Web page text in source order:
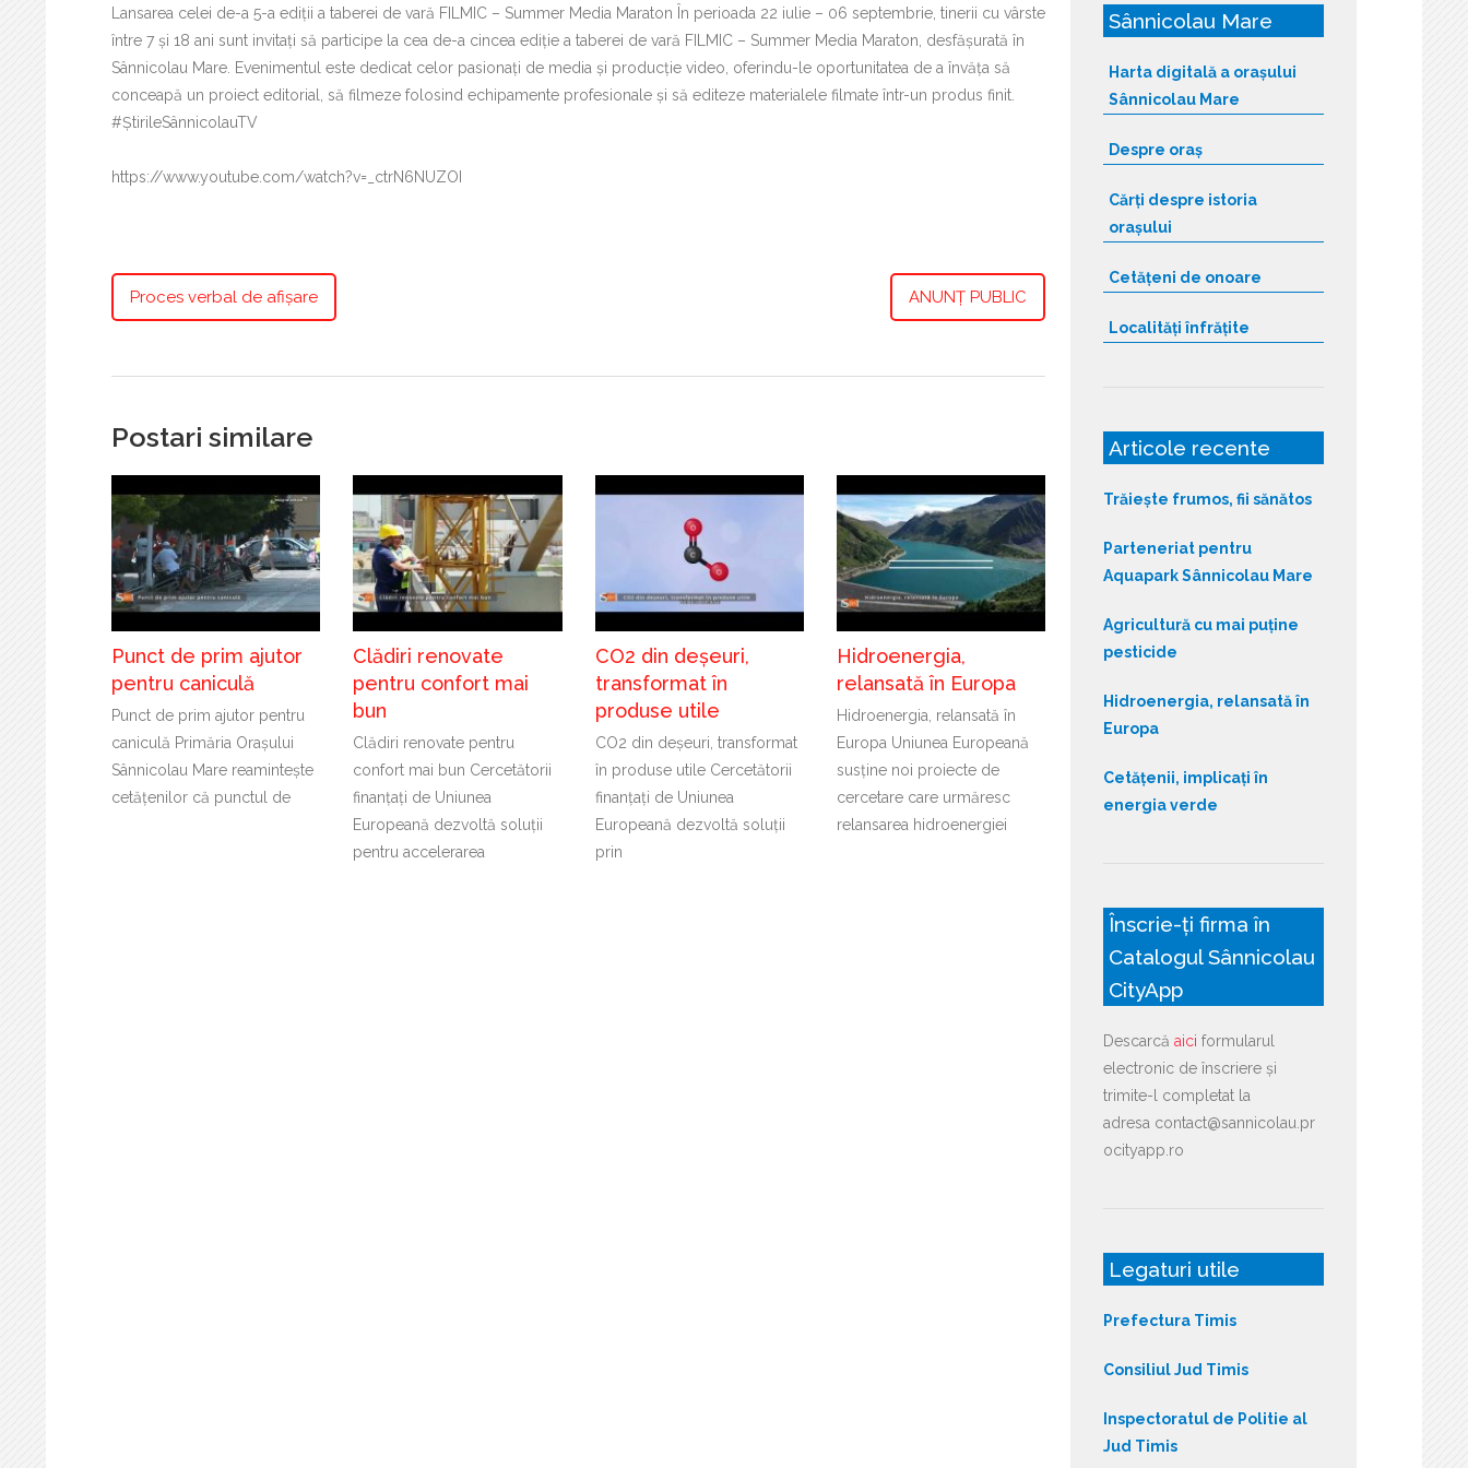
Lansarea celei de-a 5-a ediții a taberei de vară FILMIC – Summer Media Maraton În perioada 22 iulie – 06 septembrie, tinerii cu vârste
între 7 și 18 ani sunt invitați să participe la cea de-a cincea ediție a taberei de vară FILMIC – Summer Media Maraton, desfășurată în
Sânnicolau Mare. Evenimentul este dedicat celor pasionați de media și producție video, oferindu-le oportunitatea de a învăța să
conceapă un proiect editorial, să filmeze folosind echipamente profesionale și să editeze materialele filmate într-un produs finit.
#ȘtirileSânnicolauTV
https://www.youtube.com/watch?v=_ctrN6NUZOI
Proces verbal de afișare ANUNȚ PUBLIC
Postari similare
Punct de prim ajutor
pentru caniculă
Punct de prim ajutor pentru
caniculă Primăria Orașului
Sânnicolau Mare reamintește
cetățenilor că punctul de
Clădiri renovate
pentru confort mai
bun
Clădiri renovate pentru
confort mai bun Cercetătorii
finanțați de Uniunea
Europeană dezvoltă soluții
pentru accelerarea
CO2 din deșeuri,
transformat în
produse utile
CO2 din deșeuri, transformat
în produse utile Cercetătorii
finanțați de Uniunea
Europeană dezvoltă soluții
prin
Hidroenergia,
relansată în Europa
Hidroenergia, relansată în
Europa Uniunea Europeană
susține noi proiecte de
cercetare care urmăresc
relansarea hidroenergiei
Sânnicolau Mare
Harta digitală a orașului
Sânnicolau Mare
Despre oraș
Cărți despre istoria
orașului
Cetățeni de onoare
Localități înfrățite
Articole recente
Trăiește frumos, fii sănătos
Parteneriat pentru
Aquapark Sânnicolau Mare
Agricultură cu mai puține
pesticide
Hidroenergia, relansată în
Europa
Cetățenii, implicați în
energia verde
Înscrie-ți firma în
Catalogul Sânnicolau
CityApp
Descarcă aici formularul
electronic de înscriere și
trimite-l completat la
adresa contact@sannicolau.pr
ocityapp.ro
Legaturi utile
Prefectura Timis
Consiliul Jud Timis
Inspectoratul de Politie al
Jud Timis